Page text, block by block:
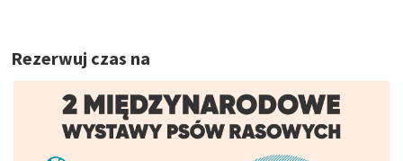
Rezerwuj czas na